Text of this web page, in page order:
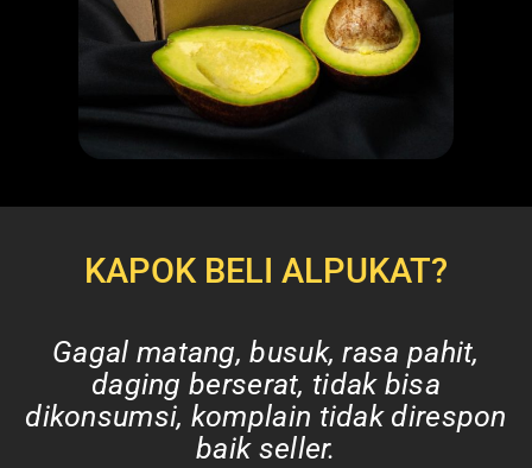
KAPOK BELI ALPUKAT?
Gagal matang, busuk, rasa pahit,
daging berserat, tidak bisa
dikonsumsi, komplain tidak direspon
baik seller.